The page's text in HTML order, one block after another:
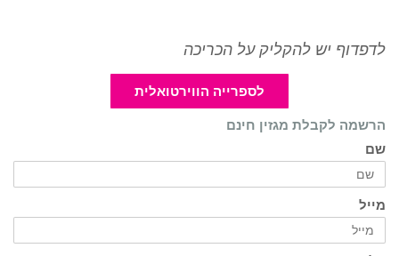
לדפדוף יש להקליק על הכריכה
לספרייה הווירטואלית
הרשמה לקבלת מגזין חינם
שם
מייל